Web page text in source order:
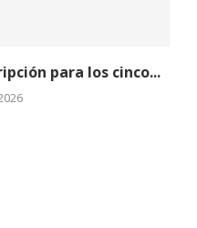
para los cinco...